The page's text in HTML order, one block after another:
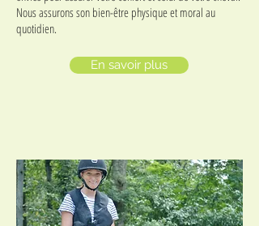
Nous assurons son bien-être physique et moral au
quotidien.
En savoir plus